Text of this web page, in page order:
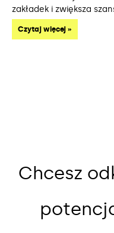
zakładek i zwiększa
Czytaj więcej »
Chcesz